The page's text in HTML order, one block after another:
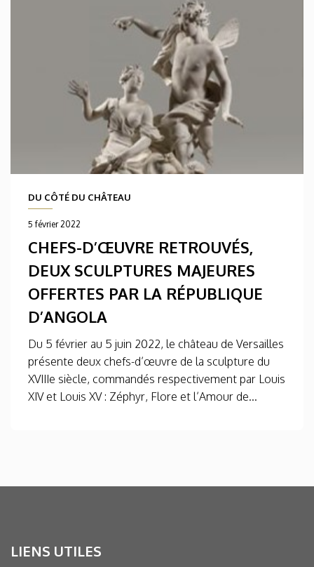
DU CÔTÉ DU CHÂTEAU
5 février 2022
CHEFS-D’ŒUVRE RETROUVÉS,
DEUX SCULPTURES MAJEURES
OFFERTES PAR LA RÉPUBLIQUE
D’ANGOLA
Du 5 février au 5 juin 2022, le château de Versailles
présente deux chefs-d’œuvre de la sculpture du
XVIIIe siècle, commandés respectivement par Louis
XIV et Louis XV : Zéphyr, Flore et l’Amour de...
LIENS UTILES